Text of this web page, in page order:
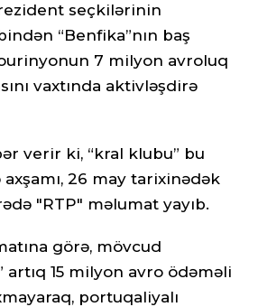
seçkilərinin
“Benfika”nın baş
7 milyon avroluq
vaxtında aktivləşdirə
verir ki, “kral klubu” bu
axşamı, 26 may tarixinədək
"RTP" məlumat yayıb.
görə, mövcud
artıq 15 milyon avro ödəməli
portuqaliyalı